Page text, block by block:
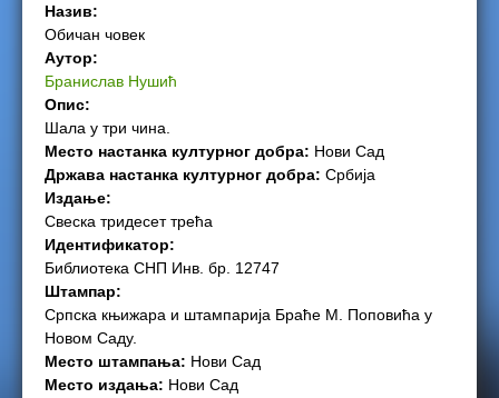
h
e
r
e
Назив:
Обичан човек
Аутор:
Бранислав Нушић
Опис:
Шала у три чина.
Место настанка културног добра: Нови Сад
Држава настанка културног добра: Србија
Издање:
Свеска тридесет трећа
Идентификатор:
Библиотека СНП Инв. бр. 12747
Штампар:
Српска књижара и штампарија Браће М. Поповића у
Новом Саду.
Место штампања: Нови Сад
Место издања: Нови Сад